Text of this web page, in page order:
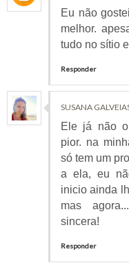
Eu não
melhor.
tudo no sítio
Responder
SUSANA
Ele já não
pior. na
só tem um
a ela, eu
inicio ainda
mas
sincera!
Responder